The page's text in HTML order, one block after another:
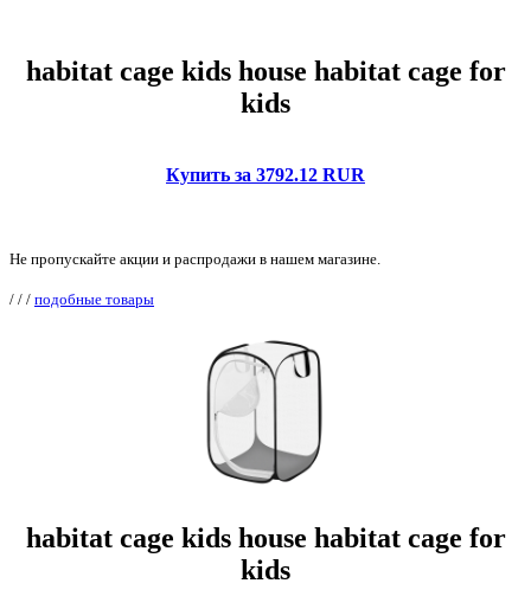
habitat cage kids house habitat cage for
kids
Купить за 3792.12 RUR
Не пропускайте акции и распродажи в нашем магазине.
/ / / подобные товары
habitat cage kids house habitat cage for
kids